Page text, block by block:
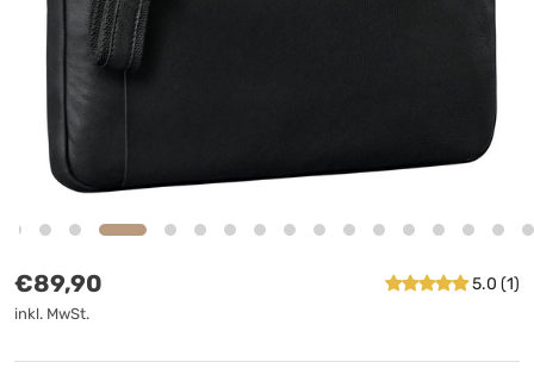
Normaler Preis
€89,90
inkl. MwSt.
5.0 (1)